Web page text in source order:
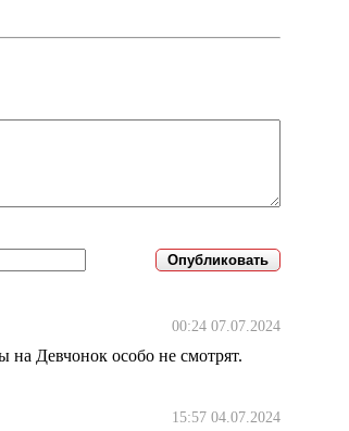
00:24 07.07.2024
Девчонок особо не смотрят.
15:57 04.07.2024